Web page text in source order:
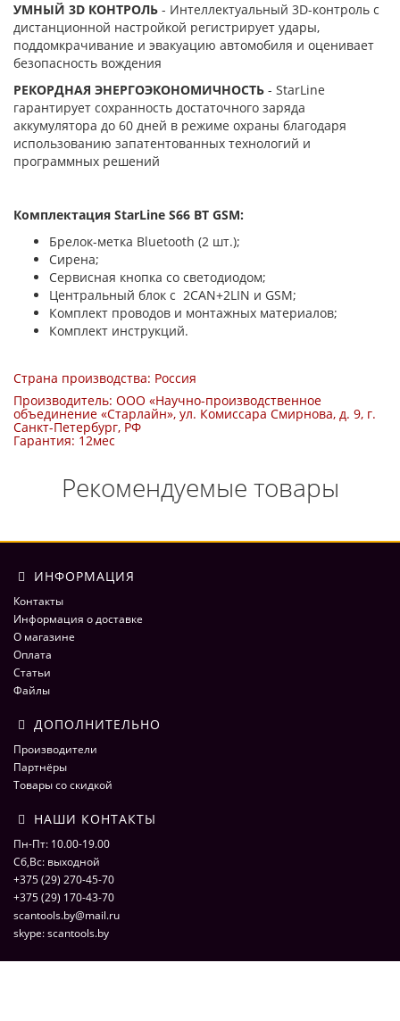
УМНЫЙ 3D КОНТРОЛЬ - Интеллектуальный 3D-контроль с
дистанционной настройкой регистрирует удары,
поддомкрачивание и эвакуацию автомобиля и оценивает
безопасность вождения
РЕКОРДНАЯ ЭНЕРГОЭКОНОМИЧНОСТЬ - StarLine
гарантирует сохранность достаточного заряда
аккумулятора до 60 дней в режиме охраны благодаря
использованию запатентованных технологий и
программных решений
Комплектация StarLine S66 BT GSM:
Брелок-метка Bluetooth (2 шт.);
Сирена;
Сервисная кнопка со светодиодом;
Центральный блок с 2CAN+2LIN и GSM;
Комплект проводов и монтажных материалов;
Комплект инструкций.
Страна производства: Россия
Производитель: ООО «Научно-производственное
объединение «Старлайн», ул. Комиссара Смирнова, д. 9, г.
Санкт-Петербург, РФ
Гарантия: 12мес
Рекомендуемые товары
ИНФОРМАЦИЯ
Контакты
Информация о доставке
О магазине
Оплата
Статьи
Файлы
ДОПОЛНИТЕЛЬНО
Производители
Партнёры
Товары со скидкой
НАШИ КОНТАКТЫ
Пн-Пт: 10.00-19.00
Сб,Вс: выходной
+375 (29) 270-45-70
+375 (29) 170-43-70
scantools.by@mail.ru
skype: scantools.by